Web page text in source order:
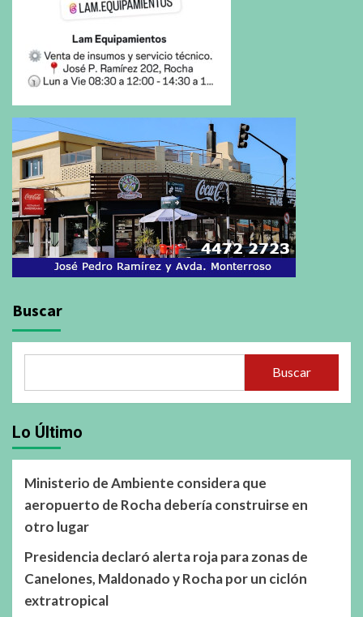
Buscar
Buscar
Lo Último
Ministerio de Ambiente considera que
aeropuerto de Rocha debería construirse en
otro lugar
Presidencia declaró alerta roja para zonas de
Canelones, Maldonado y Rocha por un ciclón
extratropical